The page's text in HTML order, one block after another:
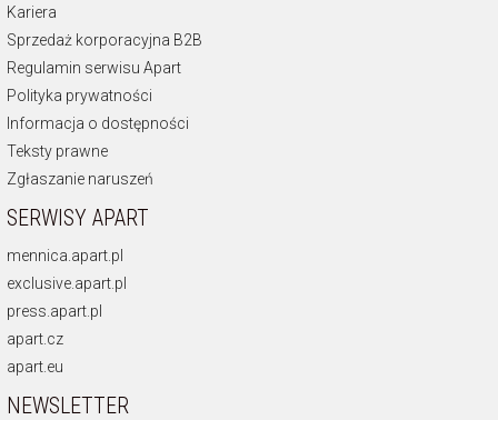
Kariera
Sprzedaż korporacyjna B2B
Regulamin serwisu Apart
Polityka prywatności
Informacja o dostępności
Teksty prawne
Zgłaszanie naruszeń
SERWISY APART
mennica.apart.pl
exclusive.apart.pl
press.apart.pl
apart.cz
apart.eu
NEWSLETTER